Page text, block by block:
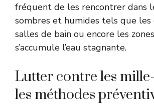
fréquent de les rencontrer dans
sombres et humides tels que les
salles de bain ou encore les
s’accumule l’eau stagnante.
Lutter contre les
les méthodes